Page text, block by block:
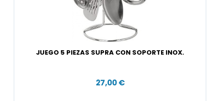
JUEGO 5 PIEZAS SUPRA CON SOPORTE INOX.
27,00 €